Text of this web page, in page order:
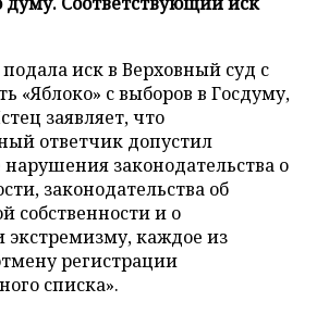
иск в Верховный суд с
«Яблоко» с выборов в Госдуму,
заявляет, что
ответчик допустил
законодательства о
законодательства об
собственности и о
экстремизму, каждое из
регистрации
списка».